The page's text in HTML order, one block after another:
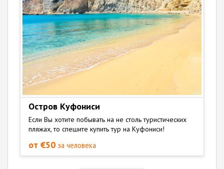
Остров Куфониси
Если Вы хотите побывать на не столь туристических
пляжах, то спешите купить тур на Куфониси!
от €50 за человека